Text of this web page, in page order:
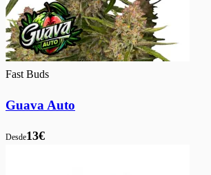
Fast Buds
Guava Auto
Desde13€